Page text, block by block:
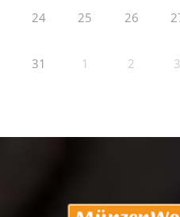
24 25 26
31 1 2 3